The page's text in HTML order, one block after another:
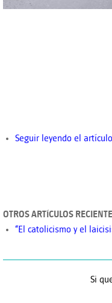
Seguir leyendo el
OTROS ARTÍCULOS
“El catolicismo y el
Si